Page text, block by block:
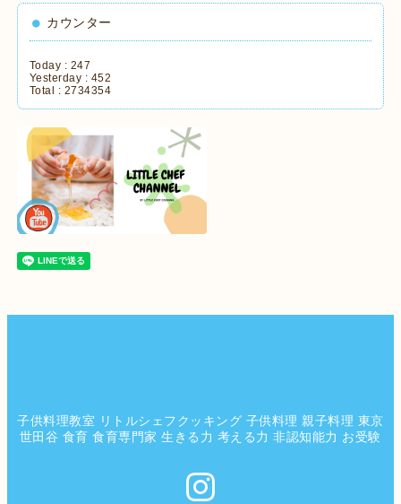
カウンター
Today : 247
Yesterday : 452
Total : 2734354
子供料理教室 リトルシェフクッキング 子供料理 親子料理 東京
世田谷 食育 食育専門家 生きる力 考える力 非認知能力 お受験